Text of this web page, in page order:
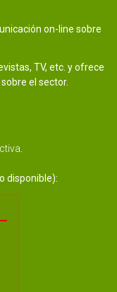
on-line sobre
TV, etc. y ofrece
el sector.
disponible):